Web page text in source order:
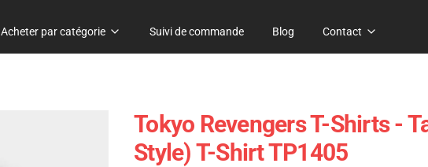
Acheter par catégorie Suivi de commande Blog Contact
Tokyo Revengers T-Shirts -
Style) T-Shirt TP1405